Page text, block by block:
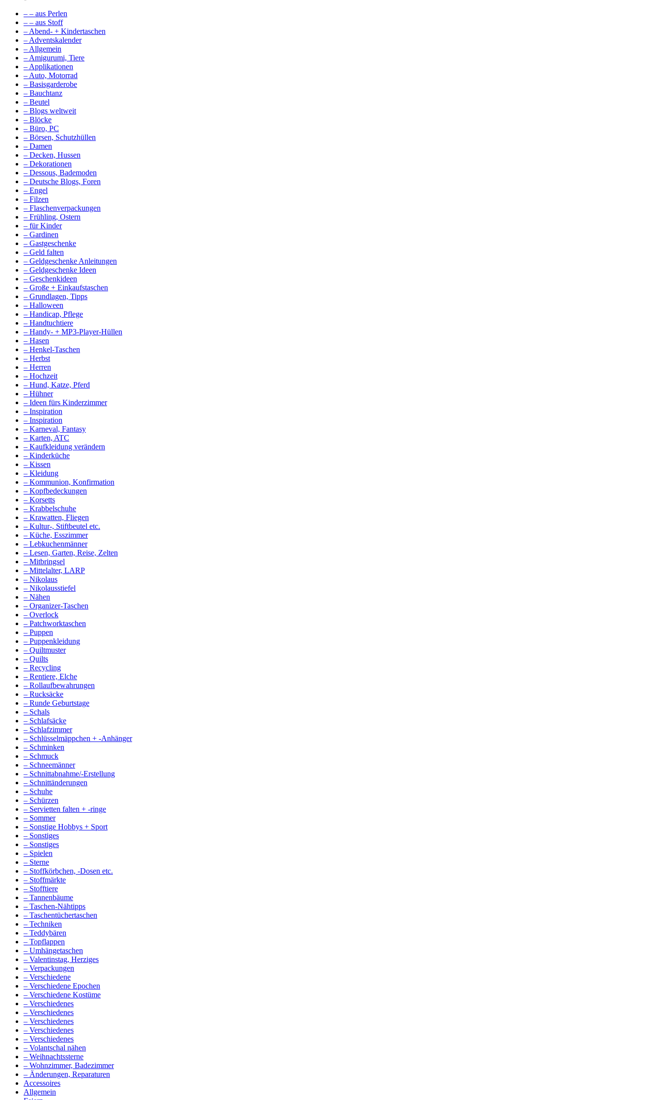
– – aus Perlen
– – aus Stoff
– Abend- + Kindertaschen
– Adventskalender
– Allgemein
– Amigurumi, Tiere
– Applikationen
– Auto, Motorrad
– Basisgarderobe
– Bauchtanz
– Beutel
– Blogs weltweit
– Blöcke
– Büro, PC
– Börsen, Schutzhüllen
– Damen
– Decken, Hussen
– Dekorationen
– Dessous, Bademoden
– Deutsche Blogs, Foren
– Engel
– Filzen
– Flaschenverpackungen
– Frühling, Ostern
– für Kinder
– Gardinen
– Gastgeschenke
– Geld falten
– Geldgeschenke Anleitungen
– Geldgeschenke Ideen
– Geschenkideen
– Große + Einkaufstaschen
– Grundlagen, Tipps
– Halloween
– Handicap, Pflege
– Handtuchtiere
– Handy- + MP3-Player-Hüllen
– Hasen
– Henkel-Taschen
– Herbst
– Herren
– Hochzeit
– Hund, Katze, Pferd
– Hühner
– Ideen fürs Kinderzimmer
– Inspiration
– Inspiration
– Karneval, Fantasy
– Karten, ATC
– Kaufkleidung verändern
– Kinderküche
– Kissen
– Kleidung
– Kommunion, Konfirmation
– Kopfbedeckungen
– Korsetts
– Krabbelschuhe
– Krawatten, Fliegen
– Kultur-, Stiftbeutel etc.
– Küche, Esszimmer
– Lebkuchenmänner
– Lesen, Garten, Reise, Zelten
– Mitbringsel
– Mittelalter, LARP
– Nikolaus
– Nikolausstiefel
– Nähen
– Organizer-Taschen
– Overlock
– Patchworktaschen
– Puppen
– Puppenkleidung
– Quiltmuster
– Quilts
– Recycling
– Rentiere, Elche
– Rollaufbewahrungen
– Rucksäcke
– Runde Geburtstage
– Schals
– Schlafsäcke
– Schlafzimmer
– Schlüsselmäppchen + -Anhänger
– Schminken
– Schmuck
– Schneemänner
– Schnittabnahme/-Erstellung
– Schnittänderungen
– Schuhe
– Schürzen
– Servietten falten + -ringe
– Sommer
– Sonstige Hobbys + Sport
– Sonstiges
– Sonstiges
– Spielen
– Sterne
– Stoffkörbchen, -Dosen etc.
– Stoffmärkte
– Stofftiere
– Tannenbäume
– Taschen-Nähtipps
– Taschentüchertaschen
– Techniken
– Teddybären
– Topflappen
– Umhängetaschen
– Valentinstag, Herziges
– Verpackungen
– Verschiedene
– Verschiedene Epochen
– Verschiedene Kostüme
– Verschiedenes
– Verschiedenes
– Verschiedenes
– Verschiedenes
– Verschiedenes
– Volantschal nähen
– Weihnachtssterne
– Wohnzimmer, Badezimmer
– Änderungen, Reparaturen
Accessoires
Allgemein